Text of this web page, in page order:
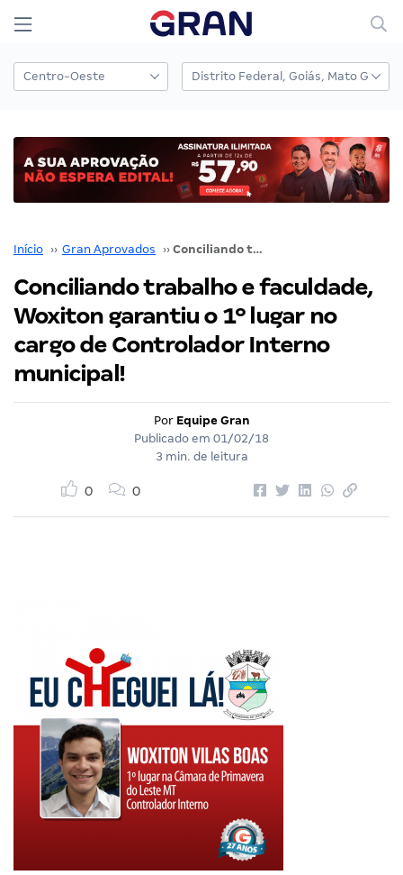
Início ›› Gran Aprovados ›› Conciliando trabalho e faculdade, Woxiton garantiu o 1º lugar no cargo de Controlador Interno municipal!
Conciliando trabalho e faculdade,
Woxiton garantiu o 1º lugar no
cargo de Controlador Interno
municipal!
Por Equipe Gran
Publicado em 01/02/18
3 min. de leitura
0 0